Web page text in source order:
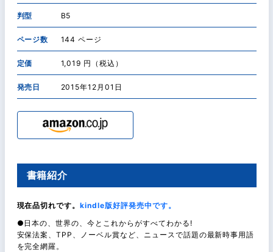
判型 B5
ページ数 144 ページ
定価 1,019 円（税込）
発売日 2015年12月01日
書籍紹介
現在品切れです。kindle版好評発売中です。
●日本の、世界の、今とこれからがすべてわかる!
安保法案、TPP、ノーベル賞など、ニュースで話題の最新時事用語
を完全網羅。